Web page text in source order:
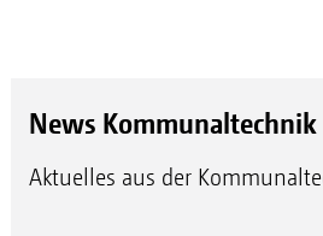
News Kommunaltechnik
Aktuelles aus der